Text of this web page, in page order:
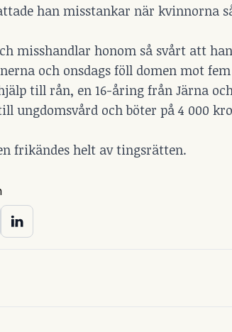
han misstankar när kvinnorna
misshandlar honom så svårt att
och onsdags föll domen mot
till rån, en 16-åring från Järna
ungdomsvård och böter på 4 000
frikändes helt av tingsrätten.